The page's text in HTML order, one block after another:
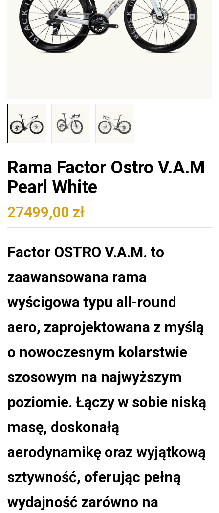
Rama Factor Ostro V.A.M
Pearl White
27499,00 zł
Factor OSTRO V.A.M. to
zaawansowana rama
wyścigowa typu all-round
aero, zaprojektowana z myślą
o nowoczesnym kolarstwie
szosowym na najwyższym
poziomie. Łączy w sobie niską
masę, doskonałą
aerodynamikę oraz wyjątkową
sztywność, oferując pełną
wydajność zarówno na